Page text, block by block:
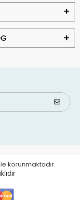
korunmaktadır.